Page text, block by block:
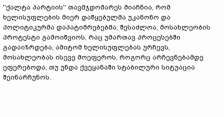
''ქალტა პარტიის'' თავმჯდომარეს მიაჩნია, რომ
ხელისუფლების მიერ დაწყებულმა უკანონო და
პოლიტიკურმა დაპატიმრებებმა, შესაძლოა, მოსახლეობის
პროტესტი გამოიწვიოს, რაც უმართავ პროცესებში
გადაიზრდება, ამიტომ ხელისუფლებას ურჩევს,
მოსახლეობას ისევე მოეფეროს, როგორც არჩევნებამდე
ეფერებოდა, თუ უნდა ქვეყანაში სტაბილური სიტუაცია
შეინარჩუნოს.